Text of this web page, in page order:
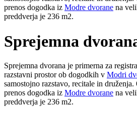
prenos dogodka iz Modre dvorane na
preddverja je 236 m2.
Sprejemna
Sprejemna dvorana je primerna za
razstavni prostor ob dogodkih v Modri
samostojno razstavo, recitale in
prenos dogodka iz Modre dvorane na
preddverja je 236 m2.